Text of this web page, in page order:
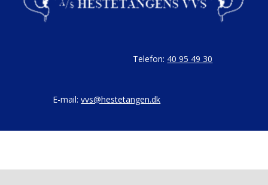
Telefon: 40 95 49 30
E-mail: vvs@hestetangen.dk